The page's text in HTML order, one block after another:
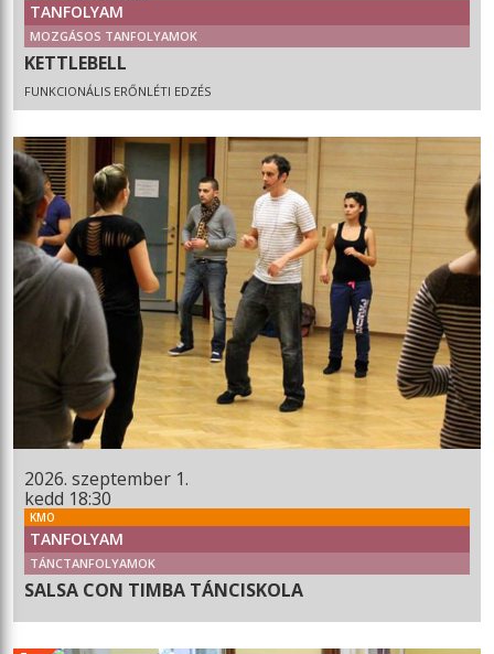
TANFOLYAM
MOZGÁSOS TANFOLYAMOK
KETTLEBELL
FUNKCIONÁLIS ERŐNLÉTI EDZÉS
2026. szeptember 1.
kedd 18:30
KMO
TANFOLYAM
TÁNCTANFOLYAMOK
SALSA CON TIMBA TÁNCISKOLA